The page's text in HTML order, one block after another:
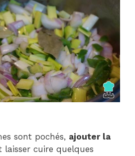
sont pochés, ajouter la
laisser cuire quelques